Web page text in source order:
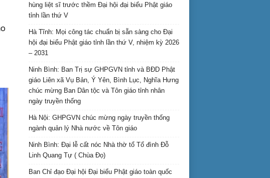
hùng liệt sĩ trước thềm Đại hội đại biểu Phật giáo
tỉnh lần thứ V
Hà Tĩnh: Mọi công tác chuẩn bị sẵn sàng cho Đại
hội đại biểu Phật giáo tỉnh lần thứ V, nhiệm kỳ 2026
– 2031
Ninh Bình: Ban Trị sự GHPGVN tỉnh và BĐD Phật
giáo Liên xã Vụ Bản, Ý Yên, Bình Lục, Nghĩa Hưng
chúc mừng Ban Dân tộc và Tôn giáo tỉnh nhân
ngày truyền thống
Hà Nội: GHPGVN chúc mừng ngày truyền thống
ngành quản lý Nhà nước về Tôn giáo
Ninh Bình: Đại lễ cất nóc Nhà thờ tổ Tổ đình Đỗ
Linh Quang Tự ( Chùa Đọ)
Ban Chỉ đạo Đại hội Đại biểu Phật giáo toàn quốc